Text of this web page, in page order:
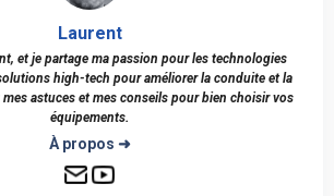
Laurent
et je partage ma passion pour les technologies
high-tech pour améliorer la conduite et la
astuces et mes conseils pour bien choisir vos
équipements.
À propos ➜